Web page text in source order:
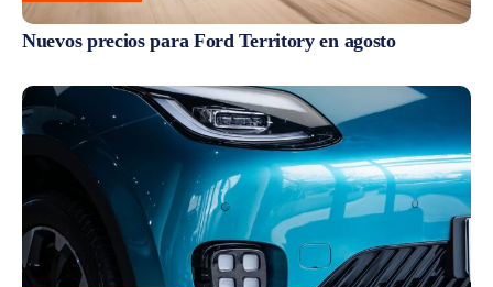
Nuevos precios para Ford Territory en agosto